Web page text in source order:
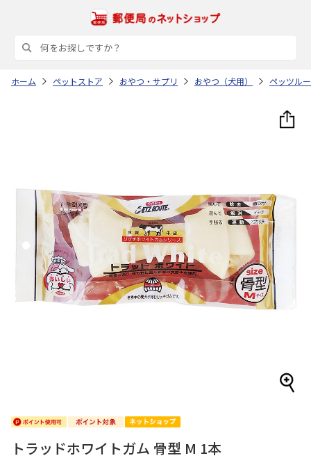
ホーム ペットストア おやつ・サプリ おやつ（犬用） ペッツル
トラッドホワイトガム 骨型 M 1本